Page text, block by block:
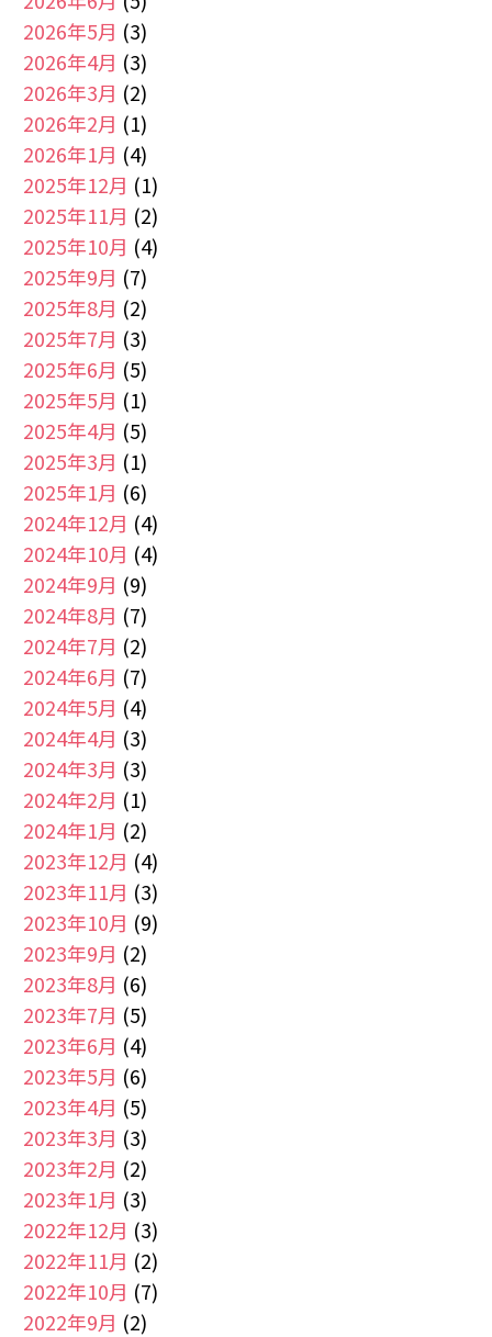
2026年5月 (3)
2026年4月 (3)
2026年3月 (2)
2026年2月 (1)
2026年1月 (4)
2025年12月 (1)
2025年11月 (2)
2025年10月 (4)
2025年9月 (7)
2025年8月 (2)
2025年7月 (3)
2025年6月 (5)
2025年5月 (1)
2025年4月 (5)
2025年3月 (1)
2025年1月 (6)
2024年12月 (4)
2024年10月 (4)
2024年9月 (9)
2024年8月 (7)
2024年7月 (2)
2024年6月 (7)
2024年5月 (4)
2024年4月 (3)
2024年3月 (3)
2024年2月 (1)
2024年1月 (2)
2023年12月 (4)
2023年11月 (3)
2023年10月 (9)
2023年9月 (2)
2023年8月 (6)
2023年7月 (5)
2023年6月 (4)
2023年5月 (6)
2023年4月 (5)
2023年3月 (3)
2023年2月 (2)
2023年1月 (3)
2022年12月 (3)
2022年11月 (2)
2022年10月 (7)
2022年9月 (2)